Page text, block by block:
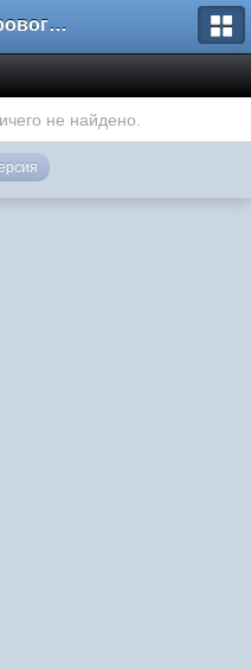
Форум игрового проекта Riverrise
не найдено.